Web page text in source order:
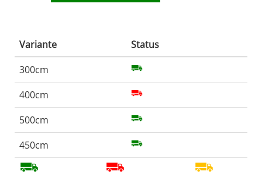
Variante
Status
300cm
400cm
500cm
450cm